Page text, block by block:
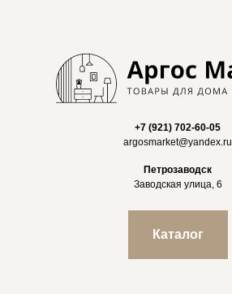
+7 (921) 702-60-05
argosmarket@yandex.ru
Петрозаводск
Заводская улица, 6
Каталог